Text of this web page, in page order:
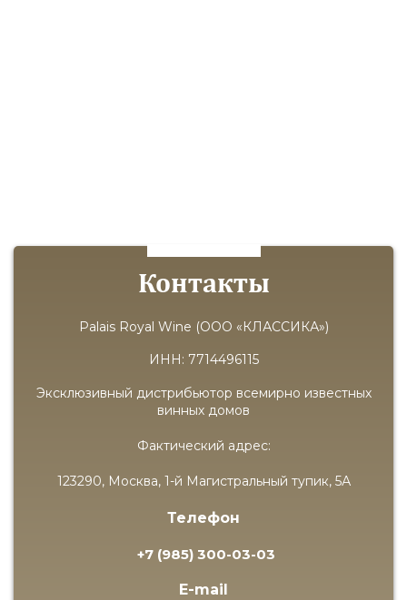
Контакты
Palais Royal Wine (ООО «КЛАССИКА»)
ИНН: 7714496115
Эксклюзивный дистрибьютор всемирно известных
винных домов
Фактический адрес:
123290, Москва, 1-й Магистральный тупик, 5А
Телефон
+7 (985) 300-03-03
E-mail